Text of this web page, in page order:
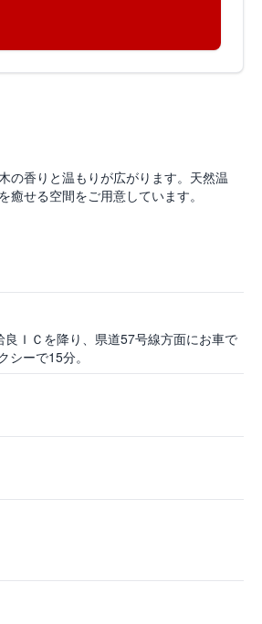
の香りと温もりが広がります。天然温
せる空間をご用意しています。
ＩＣを降り、県道57号線方面にお車で
ーで15分。